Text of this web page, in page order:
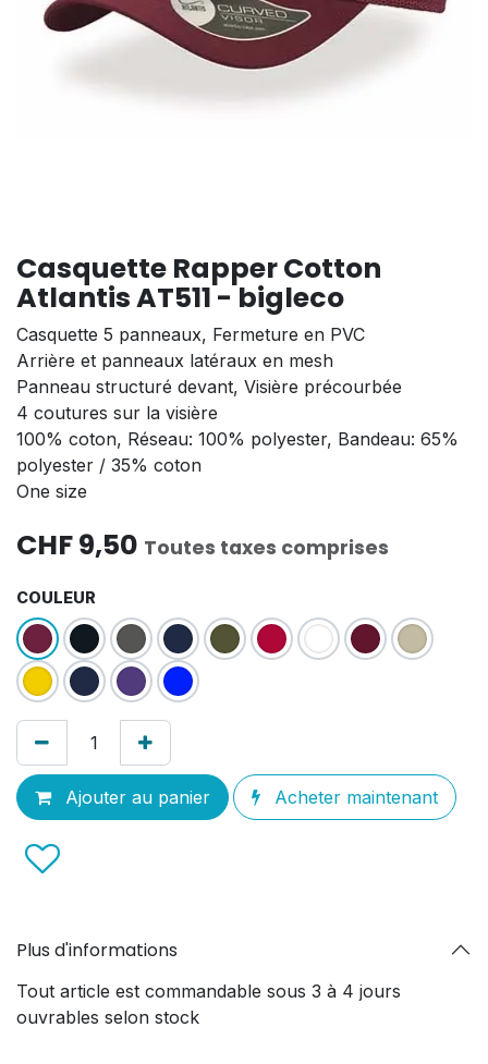
Casquette Rapper Cotton
Atlantis AT511 - bigleco
Casquette 5 panneaux, Fermeture en PVC
Arrière et panneaux latéraux en mesh
Panneau structuré devant, Visière précourbée
4 coutures sur la visière
100% coton, Réseau: 100% polyester, Bandeau: 65%
polyester / 35% coton
One size
CHF9,50 Toutes taxes comprises
COULEUR
Ajouter au panier Acheter maintenant
Plus d'informations
Tout article est commandable sous 3 à 4 jours
ouvrables selon stock